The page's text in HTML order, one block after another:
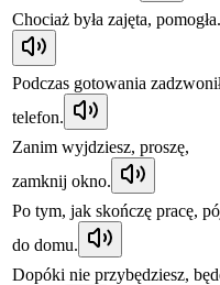
Chociaż była zajęta, pomogła.
Podczas gotowania
telefon.
Zanim wyjdziesz, proszę,
zamknij okno.
Po tym, jak skończę pracę,
do domu.
Dopóki nie przybędziesz,